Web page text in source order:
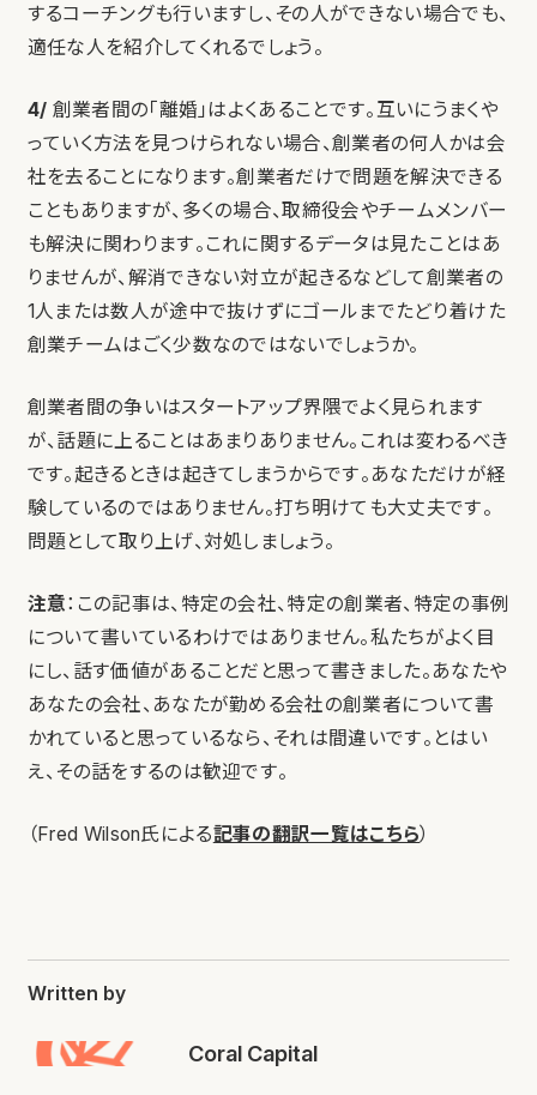
するコーチングも行いますし、その人ができない場合でも、
適任な人を紹介してくれるでしょう。
4/ 創業者間の「離婚」はよくあることです。互いにうまくや
っていく方法を見つけられない場合、創業者の何人かは会
社を去ることになります。創業者だけで問題を解決できる
こともありますが、多くの場合、取締役会やチームメンバー
も解決に関わります。これに関するデータは見たことはあ
りませんが、解消できない対立が起きるなどして創業者の
1人または数人が途中で抜けずにゴールまでたどり着けた
創業チームはごく少数なのではないでしょうか。
創業者間の争いはスタートアップ界隈でよく見られます
が、話題に上ることはあまりありません。これは変わるべき
です。起きるときは起きてしまうからです。あなただけが経
験しているのではありません。打ち明けても大丈夫です。
問題として取り上げ、対処しましょう。
注意：この記事は、特定の会社、特定の創業者、特定の事例
について書いているわけではありません。私たちがよく目
にし、話す価値があることだと思って書きました。あなたや
あなたの会社、あなたが勤める会社の創業者について書
かれていると思っているなら、それは間違いです。とはい
え、その話をするのは歓迎です。
（Fred Wilson氏による記事の翻訳一覧はこちら）
Written by
Coral Capital